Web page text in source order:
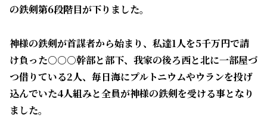
の鉄剣第6段階目が下りました。
神様の鉄剣が首謀者から始まり、私達1人を5千万円で請
け負った○○○幹部と部下、我家の後ろ西と北に一部屋づ
つ借りている2人、毎日海にプルトニウムやウランを投げ
込んでいた4人組みと全員が神様の鉄剣を受ける事となり
ました。